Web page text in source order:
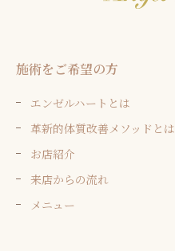
施術をご希望の方
エンゼルハートとは
革新的体質改善メソッドとは
お店紹介
来店からの流れ
メニュー